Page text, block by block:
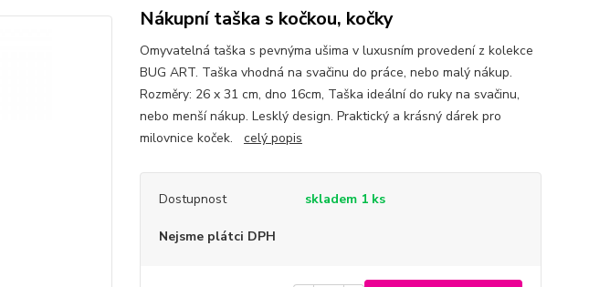
Nákupní taška s kočkou, kočky
Omyvatelná taška s pevnýma ušima v luxusním provedení z kolekce
BUG ART. Taška vhodná na svačinu do práce, nebo malý nákup.
Rozměry: 26 x 31 cm, dno 16cm, Taška ideální do ruky na svačinu,
nebo menší nákup. Lesklý design. Praktický a krásný dárek pro
milovnice koček. celý popis
Dostupnost skladem 1 ks
Nejsme plátci DPH